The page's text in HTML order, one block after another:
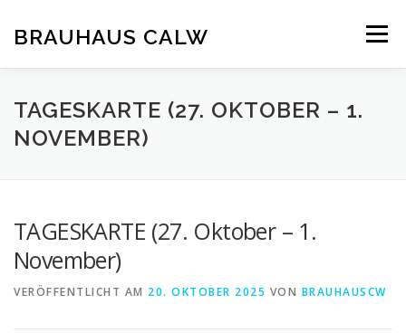
springen
BRAUHAUS CALW Menü
TAGESKARTE (27. OKTOBER – 1.
NOVEMBER)
TAGESKARTE (27. Oktober – 1.
November)
VERÖFFENTLICHT AM 20. OKTOBER 2025 VON BRAUHAUSCW